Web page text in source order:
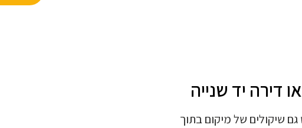
דירה יד שנייה
שיקולים של מיקום בתוך